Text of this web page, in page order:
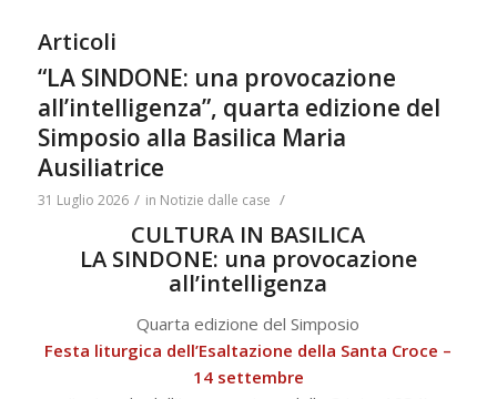
Articoli
“LA SINDONE: una provocazione
all’intelligenza”, quarta edizione del
Simposio alla Basilica Maria
Ausiliatrice
31 Luglio 2026 / in Notizie dalle case /
CULTURA IN BASILICA
LA SINDONE: una provocazione
all’intelligenza
Quarta edizione del Simposio
Festa liturgica dell’Esaltazione della Santa Croce –
14 settembre